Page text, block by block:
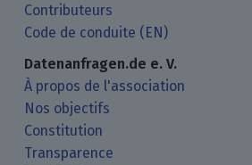
Contributeurs
Code de conduite (EN)
Datenanfragen.de e. V.
À propos de l'association
Nos objectifs
Constitution
Transparence